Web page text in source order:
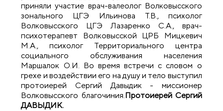
приняли участие врач-валеолог Волковысского
зонального ЦГЭ Ильинова Т.В., психолог
Волковысского ЦГЭ Лазаренко С.А., врач-
психотерапевт Волковысской ЦРБ Мицкевич
М.А., психолог Территориального центра
социального обслуживания населения
Маршалок О.И. Во время встречи с словом о
грехе и воздействии его на душу и тело выступил
протоиерей Сергий Давыдик - миссионер
Волковысского благочиния.Протоиерей Сергий
ДАВЫДИК.